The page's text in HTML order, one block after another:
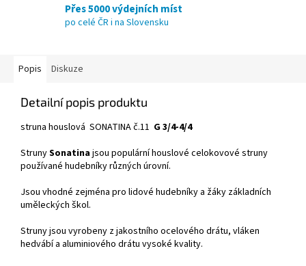
Přes 5000 výdejních míst
po celé ČR i na Slovensku
Popis Diskuze
Detailní popis produktu
struna houslová SONATINA č.11 G 3/4-4/4
StrunySonatinajsou populární houslové celokovové struny
používané hudebníky různých úrovní.
Jsou vhodné zejména pro lidové hudebníky a žáky základních
uměleckých škol.
Struny jsou vyrobeny z jakostního ocelového drátu, vláken
hedvábí a aluminiového drátu vysoké kvality.